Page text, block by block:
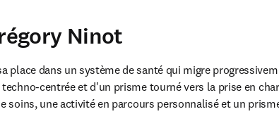
Ninot
place dans un système de santé qui migre
centrée et d'un prisme tourné vers la prise en
soins, une activité en parcours personnalisé et un